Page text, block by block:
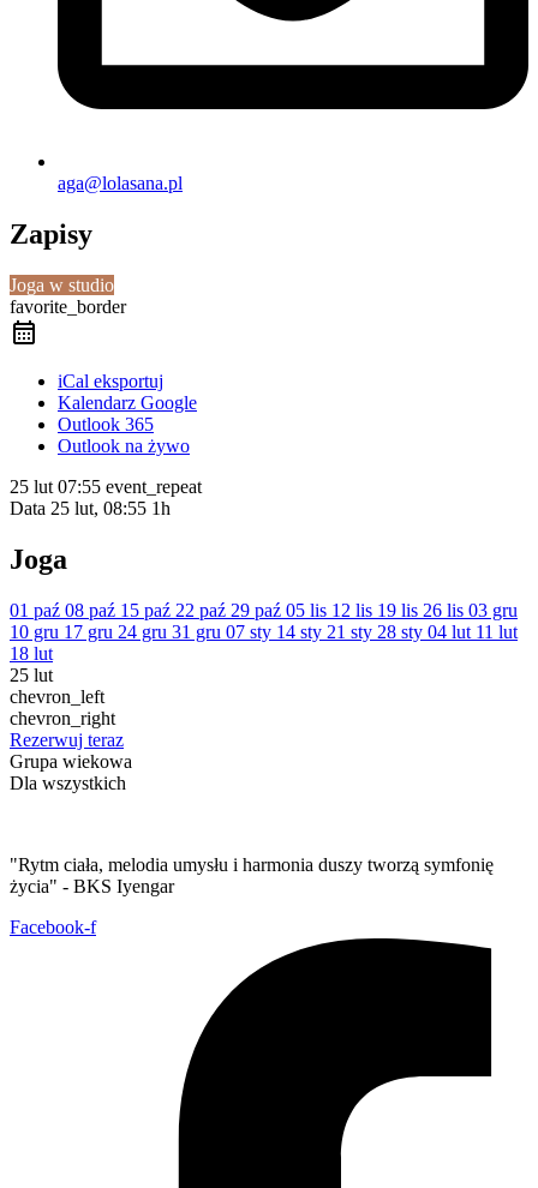
aga@lolasana.pl
Zapisy
Joga w studio
favorite_border
iCal eksportuj
Kalendarz Google
Outlook 365
Outlook na żywo
25 lut 07:55 event_repeat
Data 25 lut, 08:55 1h
Joga
01 paź 08 paź 15 paź 22 paź 29 paź 05 lis 12 lis 19 lis 26 lis 03 gru
10 gru 17 gru 24 gru 31 gru 07 sty 14 sty 21 sty 28 sty 04 lut 11 lut
18 lut
25 lut
chevron_left
chevron_right
Rezerwuj teraz
Grupa wiekowa
Dla wszystkich
"Rytm ciała, melodia umysłu i harmonia duszy tworzą symfonię
życia" - BKS Iyengar
Facebook-f